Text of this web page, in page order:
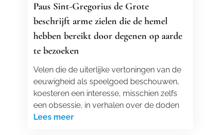
Paus Sint-Gregorius de Grote
beschrijft arme zielen die de hemel
hebben bereikt door degenen op aarde
te bezoeken
Velen die de uiterlijke vertoningen van de
eeuwigheid als speelgoed beschouwen,
koesteren een interesse, misschien zelfs
een obsessie, in verhalen over de doden
Lees meer